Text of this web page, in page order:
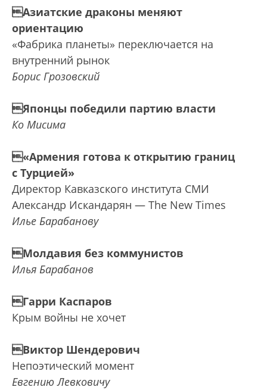
Азиатские драконы меняют
ориентацию
«Фабрика планеты» переключается на
внутренний рынок
Борис Грозовский
Японцы победили партию власти
Ко Мисима
«Армения готова к открытию границ
с Турцией»
Директор Кавказского института СМИ
Александр Искандарян — The New Times
Илье Барабанову
Молдавия без коммунистов
Илья Барабанов
Гарри Каспаров
Крым войны не хочет
Виктор Шендерович
Непоэтический момент
Евгению Левковичу